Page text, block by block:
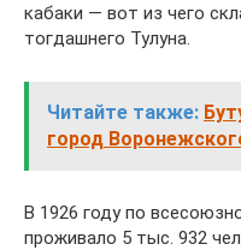
кабаки — вот из чего
тогдашнего Тулуна.
Читайте также:
город
В 1926 году по
проживало 5 тыс. 932